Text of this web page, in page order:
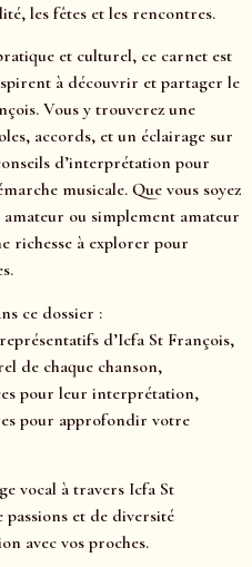
les fêtes et les rencontres.
et culturel, ce carnet est
à découvrir et partager le
Vous y trouverez une
accords, et un éclairage sur
d’interprétation pour
musicale. Que vous soyez
ou simplement amateur
richesse à explorer pour
ce dossier :
d’Icfa St François,
de chaque chanson,
pour leur interprétation,
pour approfondir votre
vocal à travers Icfa St
et de diversité
avec vos proches.